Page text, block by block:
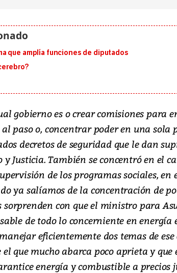
que amplía funciones de diputados
gobierno es o crear comisiones para
paso o, concentrar poder en una sola
decretos de seguridad que le dan
Justicia. También se concentró en el
de los programas sociales, en
ya salíamos de la concentración de
con que el ministro para
de todo lo concerniente en energía
eficientemente dos temas de
que mucho abarca poco aprieta y que
energía y combustible a precios